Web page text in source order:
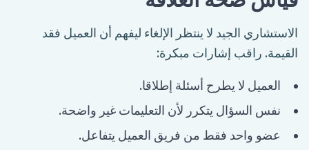
الاستشاري الجيد لا ينتظر الإلغاء ليفهم أن العميل فقد
القيمة. راقب إشارات مبكرة:
العميل لا يطرح أسئلة إطلاقا.
نفس السؤال يتكرر لأن التعليمات غير واضحة.
عضو واحد فقط من فريق العميل يتفاعل.